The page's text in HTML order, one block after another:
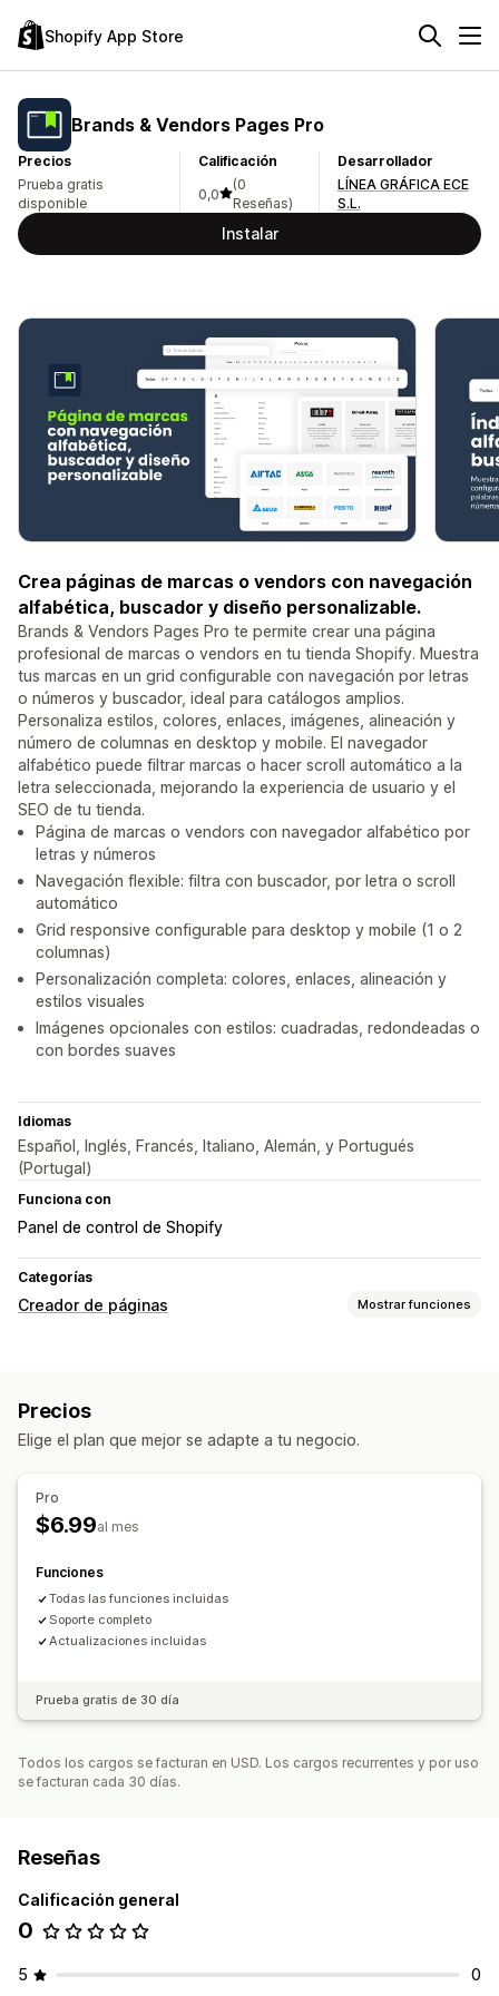
Shopify App Store
Brands & Vendors Pages Pro
Precios
Prueba gratis
disponible
Calificación
0,0
(0
Reseñas)
Desarrollador
LÍNEA GRÁFICA ECE
S.L.
Instalar
Crea páginas de marcas o vendors con navegación
alfabética, buscador y diseño personalizable.
Brands & Vendors Pages Pro te permite crear una página
profesional de marcas o vendors en tu tienda Shopify. Muestra
tus marcas en un grid configurable con navegación por letras
o números y buscador, ideal para catálogos amplios.
Personaliza estilos, colores, enlaces, imágenes, alineación y
número de columnas en desktop y mobile. El navegador
alfabético puede filtrar marcas o hacer scroll automático a la
letra seleccionada, mejorando la experiencia de usuario y el
SEO de tu tienda.
Página de marcas o vendors con navegador alfabético por
letras y números
Navegación flexible: filtra con buscador, por letra o scroll
automático
Grid responsive configurable para desktop y mobile (1 o 2
columnas)
Personalización completa: colores, enlaces, alineación y
estilos visuales
Imágenes opcionales con estilos: cuadradas, redondeadas o
con bordes suaves
Idiomas
Español, Inglés, Francés, Italiano, Alemán, y Portugués
(Portugal)
Funciona con
Panel de control de Shopify
Categorías
Creador de páginas Mostrar funciones
Precios
Elige el plan que mejor se adapte a tu negocio.
Pro
$6.99al mes
Funciones
Todas las funciones incluidas
Soporte completo
Actualizaciones incluidas
Prueba gratis de 30 día
Todos los cargos se facturan en USD. Los cargos recurrentes y por uso
se facturan cada 30 días.
Reseñas
Calificación general
0
5 0